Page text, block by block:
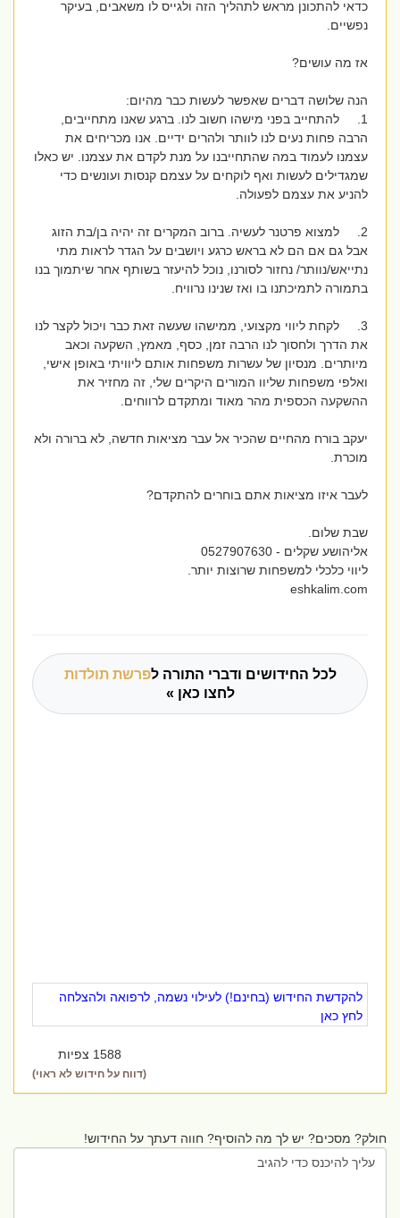
כדאי להתכונן מראש לתהליך הזה ולגייס לו משאבים, בעיקר
נפשיים.
אז מה עושים?
הנה שלושה דברים שאפשר לעשות כבר מהיום:
להתחייב בפני מישהו חשוב לנו. ברגע שאנו מתחייבים,
הרבה פחות נעים לנו לוותר ולהרים ידיים. אנו מכריחים את
עצמנו לעמוד במה שהתחייבנו על מנת לקדם את עצמנו. יש כאלו
שמגדילים לעשות ואף לוקחים על עצמם קנסות ועונשים כדי
להניע את עצמם לפעולה.
למצוא פרטנר לעשיה. ברוב המקרים זה יהיה בן/בת הזוג
אבל גם אם הם לא בראש כרגע ויושבים על הגדר לראות מתי
נתייאש/נוותר/ נחזור לסורנו, נוכל להיעזר בשותף אחר שיתמוך בנו
בתמורה לתמיכתנו בו ואז שנינו נרוויח.
לקחת ליווי מקצועי, ממישהו שעשה זאת כבר ויכול לקצר לנו
את הדרך ולחסוך לנו הרבה זמן, כסף, מאמץ, השקעה וכאב
מיותרים. מנסיון של עשרות משפחות אותם ליוויתי באופן אישי,
ואלפי משפחות שליוו המורים היקרים שלי, זה מחזיר את
ההשקעה הכספית מהר מאוד ומתקדם לרווחים.
יעקב בורח מהחיים שהכיר אל עבר מציאות חדשה, לא ברורה ולא
מוכרת.
לעבר איזו מציאות אתם בוחרים להתקדם?
שבת שלום.
אליהושע שקלים - 0527907630
ליווי כלכלי למשפחות שרוצות יותר.
eshkalim.com
לכל החידושים ודברי התורה לפרשת תולדות
לחצו כאן »
להקדשת החידוש (בחינם!) לעילוי נשמה, לרפואה ולהצלחה
לחץ כאן
1588 צפיות
(דווח על חידוש לא ראוי)
חולק? מסכים? יש לך מה להוסיף? חווה דעתך על החידוש!